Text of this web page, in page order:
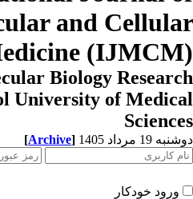
and
Biology
University of
19 مرداد 1405 [Archive]
ورود خودکار